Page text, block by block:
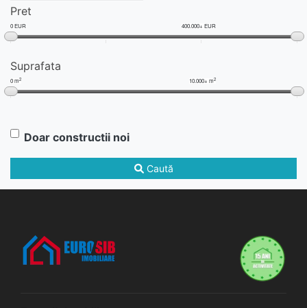
Pret
0 EUR 400.000+ EUR
Suprafata
0 m2 10.000+ m2
Doar constructii noi
Caută